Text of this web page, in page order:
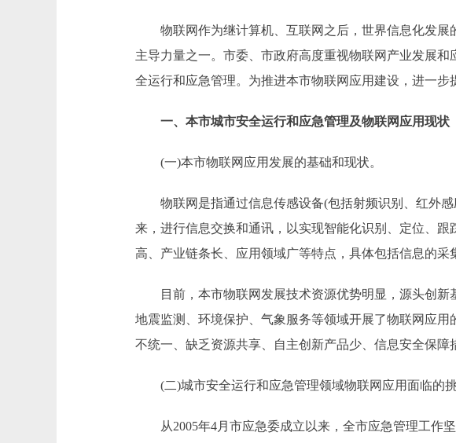
物联网作为继计算机、互联网之后，世界信息化发展
主导力量之一。市委、市政府高度重视物联网产业发展
全运行和应急管理。为推进本市物联网应用建设，进一步
一、本市城市安全运行和应急管理及物联网应用现状
(一)本市物联网应用发展的基础和现状。
物联网是指通过信息传感设备(包括射频识别、红外感
来，进行信息交换和通讯，以实现智能化识别、定位、
高、产业链条长、应用领域广等特点，具体包括信息的采
目前，本市物联网发展技术资源优势明显，源头创新
地震监测、环境保护、气象服务等领域开展了物联网应
不统一、缺乏资源共享、自主创新产品少、信息安全保
(二)城市安全运行和应急管理领域物联网应用面临的挑
从2005年4月市应急委成立以来，全市应急管理工作坚